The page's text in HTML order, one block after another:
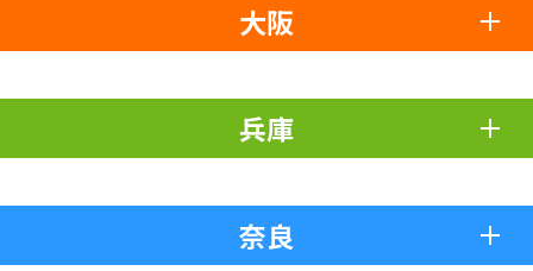
大阪
兵庫
奈良